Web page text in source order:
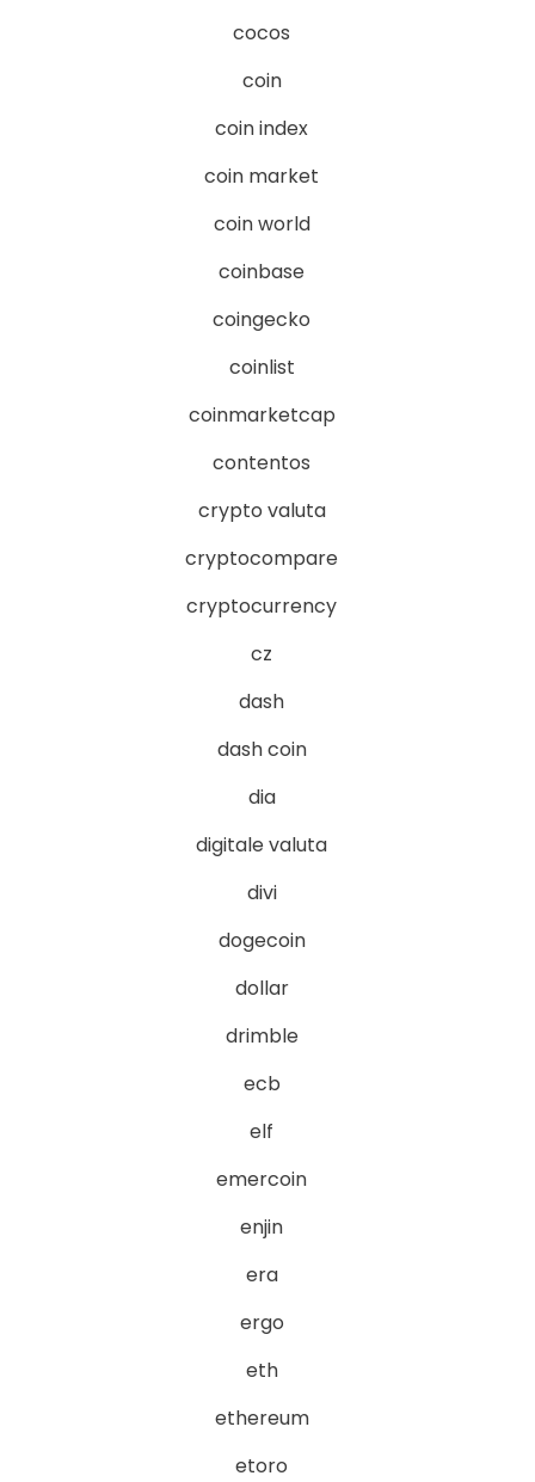
cocos
coin
coin index
coin market
coin world
coinbase
coingecko
coinlist
coinmarketcap
contentos
crypto valuta
cryptocompare
cryptocurrency
cz
dash
dash coin
dia
digitale valuta
divi
dogecoin
dollar
drimble
ecb
elf
emercoin
enjin
era
ergo
eth
ethereum
etoro